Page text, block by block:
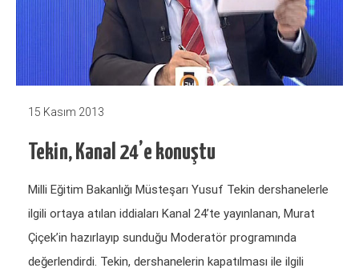
15 Kasım 2013
Tekin, Kanal 24’e konuştu
Milli Eğitim Bakanlığı Müsteşarı Yusuf Tekin dershanelerle
ilgili ortaya atılan iddiaları Kanal 24’te yayınlanan, Murat
Çiçek’in hazırlayıp sunduğu Moderatör programında
değerlendirdi. Tekin, dershanelerin kapatılması ile ilgili